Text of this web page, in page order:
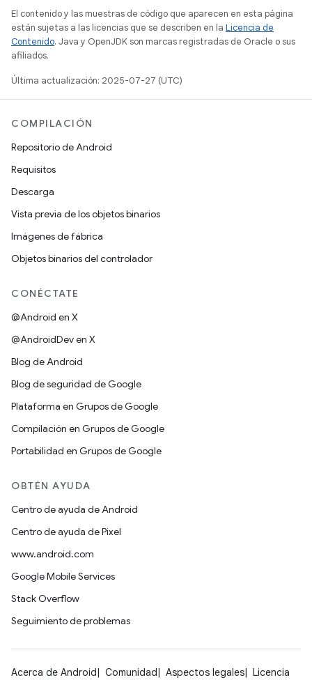
El contenido y las muestras de código que aparecen en esta página
están sujetas a las licencias que se describen en la Licencia de
Contenido. Java y OpenJDK son marcas registradas de Oracle o sus
afiliados.
Última actualización: 2025-07-27 (UTC)
COMPILACIÓN
Repositorio de Android
Requisitos
Descarga
Vista previa de los objetos binarios
Imágenes de fábrica
Objetos binarios del controlador
CONÉCTATE
@Android en X
@AndroidDev en X
Blog de Android
Blog de seguridad de Google
Plataforma en Grupos de Google
Compilación en Grupos de Google
Portabilidad en Grupos de Google
OBTÉN AYUDA
Centro de ayuda de Android
Centro de ayuda de Pixel
www.android.com
Google Mobile Services
Stack Overflow
Seguimiento de problemas
Acerca de Android Comunidad Aspectos legales
Licencia